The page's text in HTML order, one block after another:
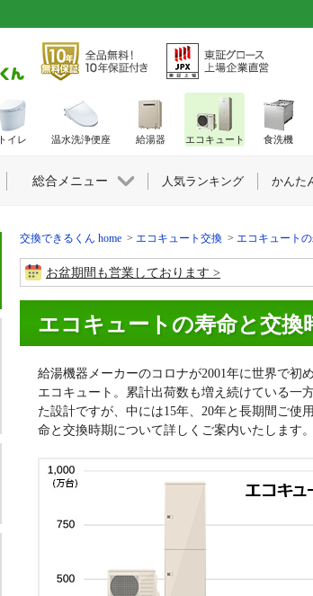
交換できるくん home エコキュート交換 エコキュート
お盆期間も営業しております
エコキュートの寿命と交換
給湯機器メーカーのコロナが2001年に世界で初
エコキュート。累計出荷数も増え続けている一
た設計ですが、中には15年、20年と長期間ご使
命と交換時期について詳しくご案内いたします。
トイレ 温水洗浄便座 給湯器 エコキュート 食洗機
総合メニュー 人気ランキング かんた